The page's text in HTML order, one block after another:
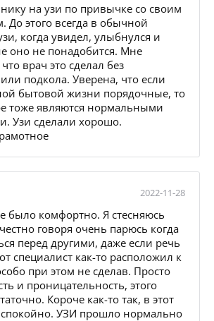
на узи по привычке со своим
До этого всегда в обычной
когда увидел, улыбнулся и
оно не понадобится. Мне
врач это сделал без
подкола. Уверена, что если
бытовой жизни порядочные, то
тоже являются нормальными
Узи сделали хорошо.
2022-11-28
было комфортно. Я стесняюсь
говоря очень парюсь когда
перед другими, даже если речь
специалист как-то расположил к
при этом не сделав. Просто
и проницательность, этого
Короче как-то так, в этот
УЗИ прошло нормально